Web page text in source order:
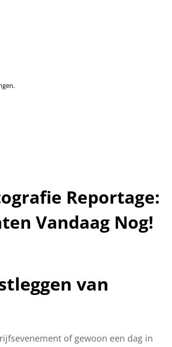
Reportage:
Vandaag Nog!
van
of gewoon een dag in